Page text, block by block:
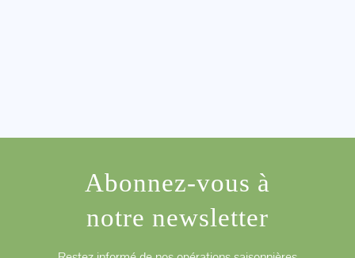
Abonnez-vous à
notre newsletter